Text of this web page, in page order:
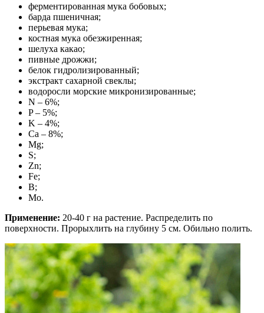
ферментированная мука бобовых;
барда пшеничная;
перьевая мука;
костная мука обезжиренная;
шелуха какао;
пивные дрожжи;
белок гидролизированный;
экстракт сахарной свеклы;
водоросли морские микронизированные;
N – 6%;
P – 5%;
K – 4%;
Ca – 8%;
Mg;
S;
Zn;
Fe;
B;
Mo.
Применение: 20-40 г на растение. Распределить по
поверхности. Прорыхлить на глубину 5 см. Обильно полить.